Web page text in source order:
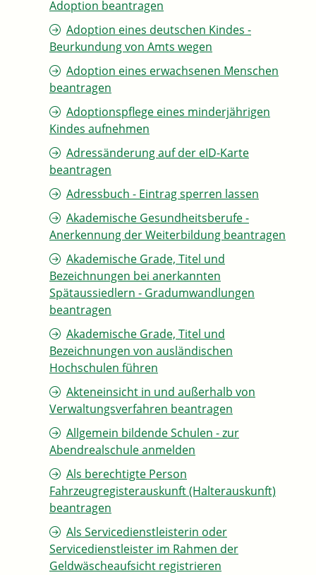
Adoption beantragen
Adoption eines deutschen Kindes -
Beurkundung von Amts wegen
Adoption eines erwachsenen Menschen
beantragen
Adoptionspflege eines minderjährigen
Kindes aufnehmen
Adressänderung auf der eID-Karte
beantragen
Adressbuch - Eintrag sperren lassen
Akademische Gesundheitsberufe -
Anerkennung der Weiterbildung beantragen
Akademische Grade, Titel und
Bezeichnungen bei anerkannten
Spätaussiedlern - Gradumwandlungen
beantragen
Akademische Grade, Titel und
Bezeichnungen von ausländischen
Hochschulen führen
Akteneinsicht in und außerhalb von
Verwaltungsverfahren beantragen
Allgemein bildende Schulen - zur
Abendrealschule anmelden
Als berechtigte Person
Fahrzeugregisterauskunft (Halterauskunft)
beantragen
Als Servicedienstleisterin oder
Servicedienstleister im Rahmen der
Geldwäscheaufsicht registrieren